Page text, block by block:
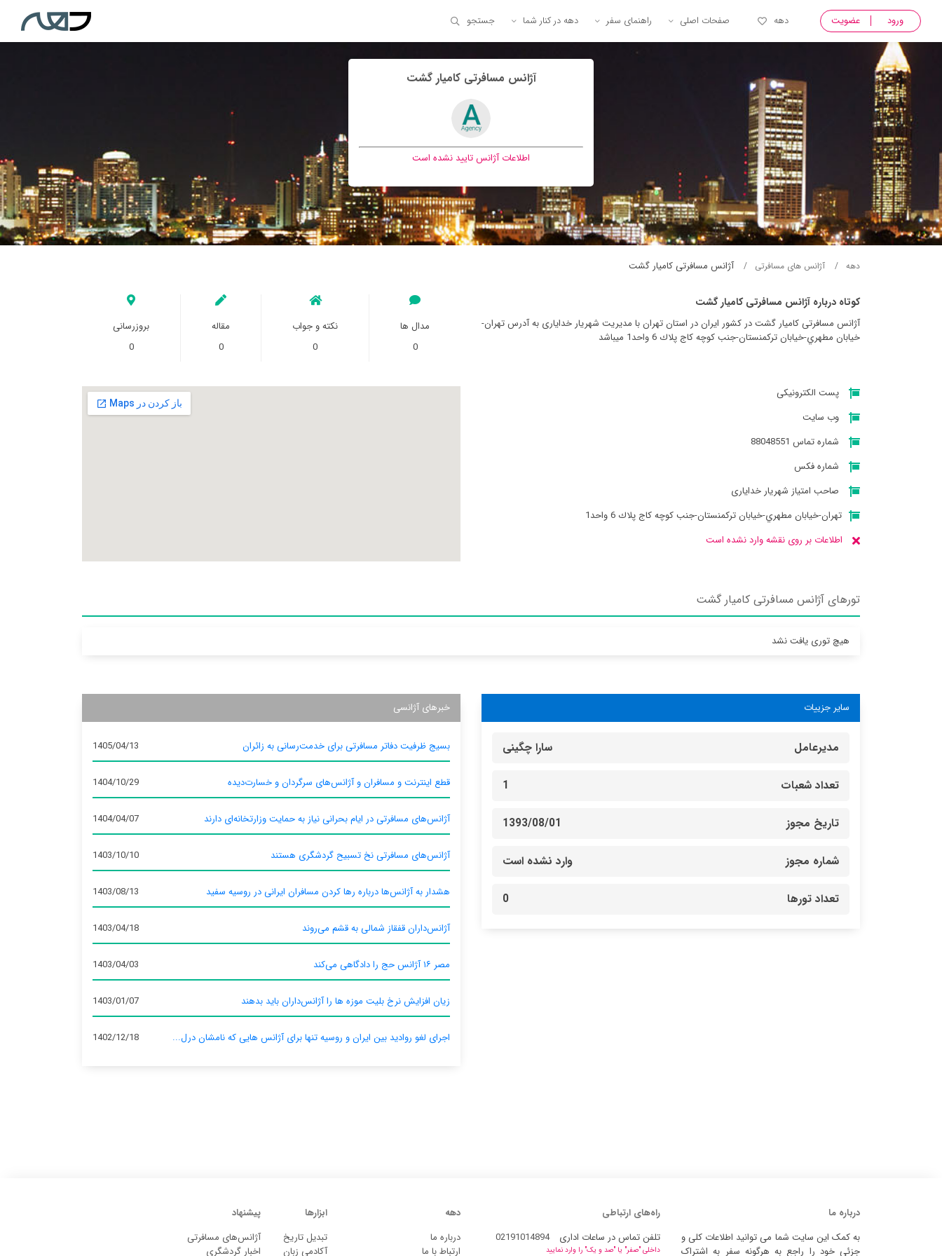
ورود عضویت دهه صفحات اصلی راهنمای سفر دهه در کنار شما جستجو
آژانس مسافرتی کاميار گشت
اطلاعات آژانس تایید نشده است
دهه آژانس های مسافرتی آژانس مسافرتی کاميار گشت
کوتاه درباره آژانس مسافرتی کاميار گشت
آژانس مسافرتی کاميار گشت در کشور ایران در استان تهران با مدیریت شهریار خدایاری به آدرس تهران-
خيابان مطهري-خيابان تركمنستان-جنب كوچه كاج پلاك 6 واحد1 میباشد
مدال ها
0
نکته و جواب
0
مقاله
0
بروزرسانی
0
پست الکترونیکی
وب سایت
شماره تماس 88048551
شماره فکس
صاحب امتیاز شهریار خدایاری
تهران-خيابان مطهري-خيابان تركمنستان-جنب كوچه كاج پلاك 6 واحد1
اطلاعات بر روی نقشه وارد نشده است
تورهای آژانس مسافرتی کاميار گشت
هیچ توری یافت نشد
سایر جزییات
مدیرعامل سارا چگینی
تعداد شعبات 1
تاریخ مجوز 1393/08/01
شماره مجوز وارد نشده است
تعداد تورها 0
خبرهای آژانسی
بسیج ظرفیت دفاتر مسافرتی برای خدمت‌رسانی به زائران 1405/04/13
قطع اینترنت و مسافران و آژانس‌های سرگردان و خسارت‌دیده 1404/10/29
آژانس‌های مسافرتی در ایام بحرانی نیاز به حمایت وزارتخانه‌ای دارند 1404/04/07
آژانس‌های مسافرتی نخ تسبیح گردشگری هستند 1403/10/10
هشدار به آژانس‌ها درباره رها کردن مسافران ایرانی در روسیه سفید 1403/08/13
آژانس‌داران قفقاز شمالی به قشم می‌روند 1403/04/18
مصر ۱۶ آژانس حج را دادگاهی می‌کند 1403/04/03
زیان افزایش نرخ بلیت موزه ها را آژانس‌داران باید بدهند 1403/01/07
اجرای لغو روادید بین ایران و روسیه تنها برای آژانس‌ هایی که نامشان درل... 1402/12/18
درباره ما
به کمک این سایت شما می توانید اطلاعات کلی و
جزئی خود را راجع به هرگونه سفر به اشتراک
راه‌های ارتباطی
تلفن تماس در ساعات اداری
02191014894
داخلی "صفر" یا "صد و یک" را وارد نمایید
دهه
درباره ما
ارتباط با ما
ابزارها
تبدیل تاریخ
آکادمی زبان
پیشنهاد
آژانس‌های مسافرتی
اخبار گردشگری